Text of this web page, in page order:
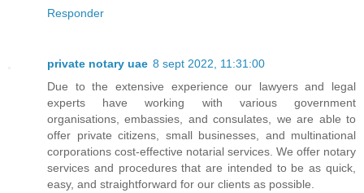
Responder
private notary uae 8 sept 2022, 11:31:00
Due to the extensive experience our lawyers and legal
experts have working with various government
organisations, embassies, and consulates, we are able to
offer private citizens, small businesses, and multinational
corporations cost-effective notarial services. We offer notary
services and procedures that are intended to be as quick,
easy, and straightforward for our clients as possible.